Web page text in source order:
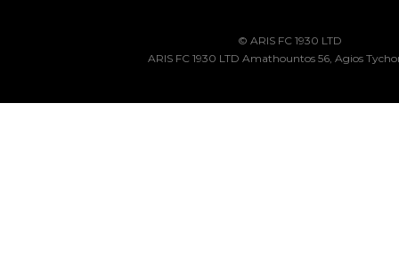
© ARIS FC 1930 LTD
ARIS FC 1930 LTD Amathountos 56, Agios